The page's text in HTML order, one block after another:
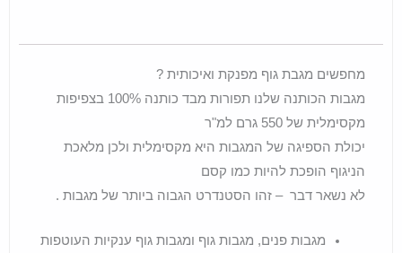
מחפשים מגבת גוף מפנקת ואיכותית ?
מגבות הכותנה שלנו תפורות מבד כותנה 100% בצפיפות
מקסימלית של 550 גרם למ"ר
יכולת הספיגה של המגבות היא מקסימלית ולכן מלאכת
הניגוף הופכת להיות כמו קסם
לא נשאר דבר – זהו הסטנדרט הגבוה ביותר של מגבות .
מגבות פנים, מגבות גוף ומגבות גוף ענקיות העוטפות